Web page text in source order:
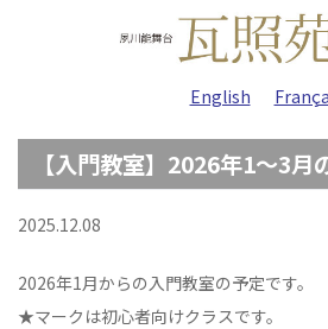
English
【入門教室】2026年1～3月
2025.12.08
2026年1月からの入門教室の予定です。
★マークは初心者向けクラスです。